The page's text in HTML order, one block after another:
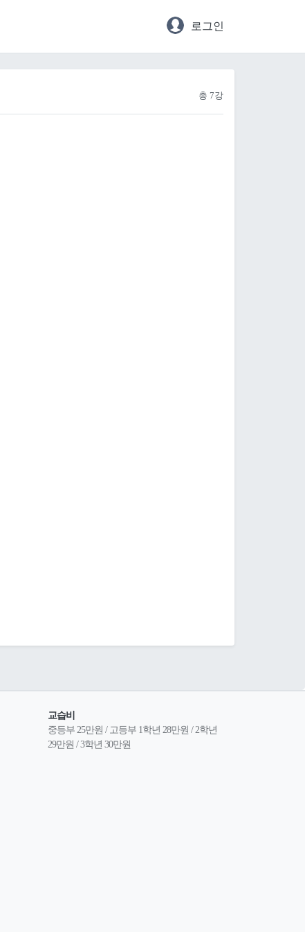
로그인
총 7강
교습비
중등부 25만원 / 고등부 1학년 28만원 / 2학년
29만원 / 3학년 30만원